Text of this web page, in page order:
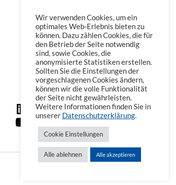
Wir verwenden Cookies, um ein
optimales Web-Erlebnis bieten zu
können. Dazu zählen Cookies, die für
den Betrieb der Seite notwendig
sind, sowie Cookies, die
anonymisierte Statistiken erstellen.
Sollten Sie die Einstellungen der
vorgeschlagenen Cookies ändern,
können wir die volle Funktionalität
der Seite nicht gewährleisten.
Weitere Informationen finden Sie in
unserer Datenschutzerklärung.
Cookie Einstellungen
Alle ablehnen Alle akzeptieren